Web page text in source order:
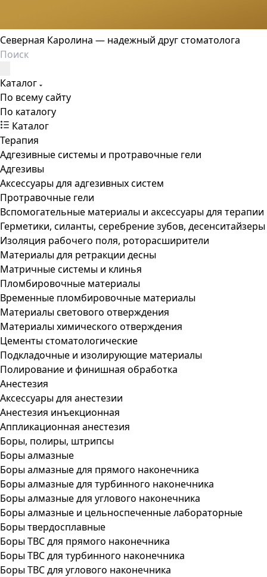
Северная Каролина — надежный друг стоматолога
Каталог
По всему сайту
По каталогу
Каталог
Терапия
Адгезивные системы и протравочные гели
Адгезивы
Аксессуары для адгезивных систем
Протравочные гели
Вспомогательные материалы и аксессуары для терапии
Герметики, силанты, серебрение зубов, десенситайзеры
Изоляция рабочего поля, роторасширители
Материалы для ретракции десны
Матричные системы и клинья
Пломбировочные материалы
Временные пломбировочные материалы
Материалы светового отверждения
Материалы химического отверждения
Цементы стоматологические
Подкладочные и изолирующие материалы
Полирование и финишная обработка
Анестезия
Аксессуары для анестезии
Анестезия инъекционная
Аппликационная анестезия
Боры, полиры, штрипсы
Боры алмазные
Боры алмазные для прямого наконечника
Боры алмазные для турбинного наконечника
Боры алмазные для углового наконечника
Боры алмазные и цельноспеченные лабораторные
Боры твердосплавные
Боры ТВС для прямого наконечника
Боры ТВС для турбинного наконечника
Боры ТВС для углового наконечника